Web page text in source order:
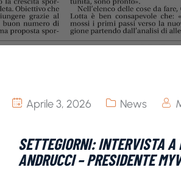
Aprile 3, 2026 News
SETTEGIORNI: INTERVISTA A
ANDRUCCI – PRESIDENTE